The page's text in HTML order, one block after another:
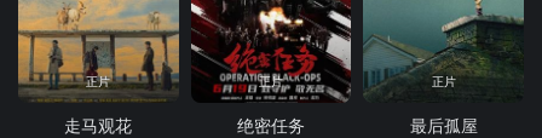
正片
走马观花
正片
绝密任务
正片
最后孤屋